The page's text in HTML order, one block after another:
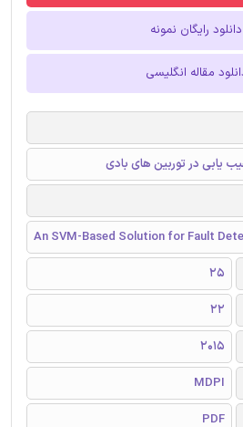
دانلود رایگان نمونه
مقاله انگلیسی
An SVM-Based Solution for Fault
25
22
2015
MDPI
PDF